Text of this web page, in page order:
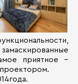
приятное –